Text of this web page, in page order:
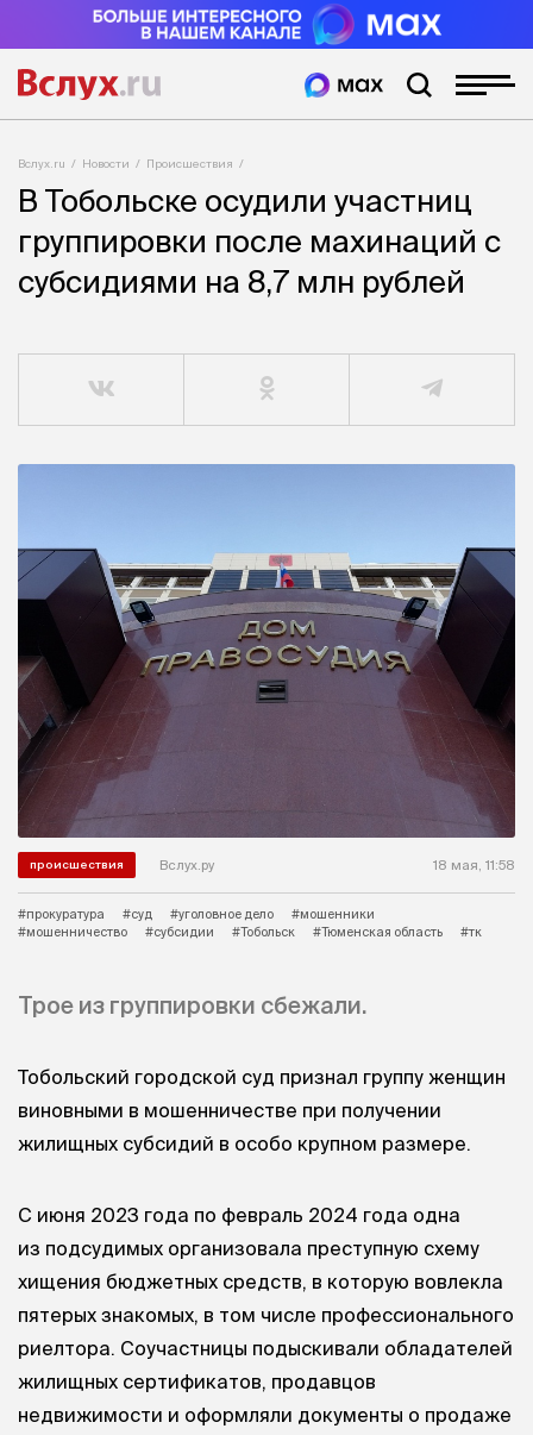
Вслух.ru Новости Происшествия
В Тобольске осудили участниц
группировки после махинаций с
субсидиями на 8,7 млн рублей
происшествия Вслух.ру 18 мая, 11:58
#прокуратура #суд #уголовное дело
#мошенники
#мошенничество
#субсидии #Тобольск #Тюменская область #тк
Трое из группировки сбежали.
Тобольский городской суд признал группу женщин
виновными в мошенничестве при получении
жилищных субсидий в особо крупном размере.
С июня 2023 года по февраль 2024 года одна
из подсудимых организовала преступную схему
хищения бюджетных средств, в которую вовлекла
пятерых знакомых, в том числе профессионального
риелтора. Соучастницы подыскивали обладателей
жилищных сертификатов, продавцов
недвижимости и оформляли документы о продаже